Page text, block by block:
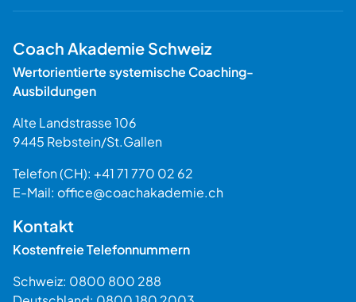
Coach Akademie Schweiz
Wertorientierte systemische Coaching-
Ausbildungen
Alte Landstrasse 106
9445 Rebstein/St.Gallen
Telefon (CH): +41 71 770 02 62
E-Mail: office@coachakademie.ch
Kontakt
Kostenfreie Telefonnummern
Schweiz: 0800 800 288